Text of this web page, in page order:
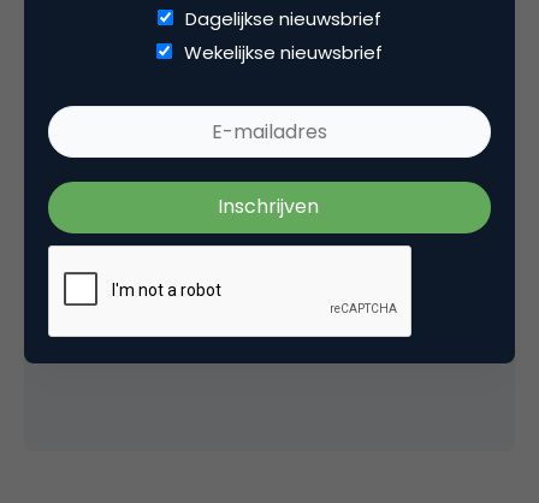
Foto header: Unsplash, charlesdeluvio
Retail Radar 2025 is een Nederland-breed
consumentenonderzoek uitgevoerd door
Censuswide in opdracht van Voyado.
Dagelijkse nieuwsbrief
Wekelijkse nieuwsbrief